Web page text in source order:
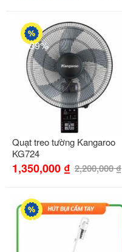
-39%
Quạt treo tường Kangaroo
KG724
1,350,000 ₫ 2,200,000₫
-48%